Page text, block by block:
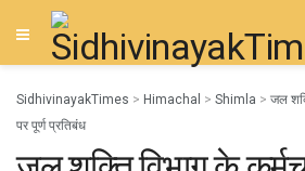
SidhivinayakTimes > Himachal > Shimla > जल
पर पूर्ण प्रतिबंध